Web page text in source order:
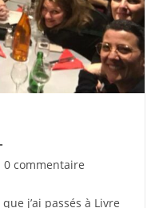
0 commentaire
j’ai passés à Livre